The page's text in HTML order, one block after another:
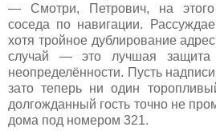
— Смотри, Петрович, на этого
соседа по навигации.
хотя тройное дублирование
случай — это лучшая
неопределённости. Пусть
зато теперь ни один
долгожданный гость точно не
дома под номером 321.